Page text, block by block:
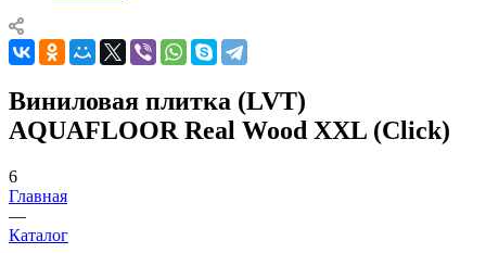
Виниловая плитка (LVT)
AQUAFLOOR Real Wood XXL (Click)
6
Главная
—
Каталог